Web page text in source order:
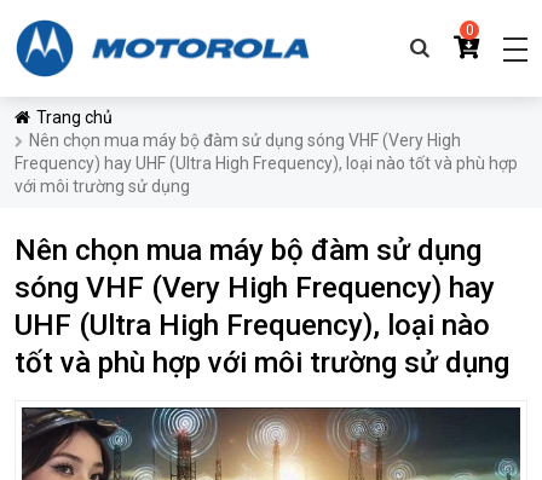
0
Trang chủ
Nên chọn mua máy bộ đàm sử dụng sóng VHF (Very High
Frequency) hay UHF (Ultra High Frequency), loại nào tốt và phù hợp
với môi trường sử dụng
Nên chọn mua máy bộ đàm sử dụng
sóng VHF (Very High Frequency) hay
UHF (Ultra High Frequency), loại nào
tốt và phù hợp với môi trường sử dụng